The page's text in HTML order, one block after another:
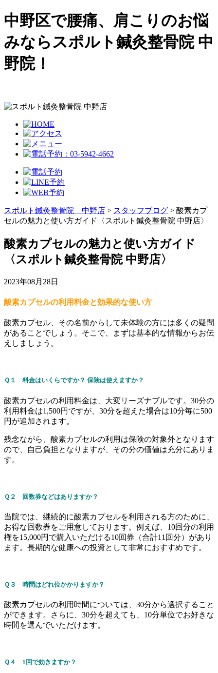
中野区で腰痛、肩こりのお悩
みならスポルト鍼灸整骨院 中
野院！
スポルト鍼灸整骨院 中野店 > スタッフブログ > 酸素カプ
セルの魅力と使い方ガイド〈スポルト鍼灸整骨院 中野店〉
酸素カプセルの魅力と使い方ガイド
〈スポルト鍼灸整骨院 中野店〉
2023年08月28日
酸素カプセルの利用料金と効果的な使い方
酸素カプセル、その名前からして未体験の方には多くの疑問
があることでしょう。そこで、まずは基本的な情報からお伝
えしましょう。
Ｑ１ 料金はいくらですか？ 保険は使えますか？
酸素カプセルの利用料金は、大変リーズナブルです。30分の
利用料金は1,500円ですが、30分を超えた場合は10分毎に500
円が追加されます。
残念ながら、酸素カプセルの利用は保険の対象外となります
ので、自己負担となりますが、その分の価値は充分にありま
す。
Ｑ２ 回数券などはありますか？
当院では、継続的に酸素カプセルを利用される方のために、
お得な回数券をご用意しております。例えば、10回分の利用
権を15,000円で購入いただける10回券（合計11回分）があり
ます。長期的な健康への投資として非常におすすめです。
Ｑ３ 時間はどれ位かかりますか？
酸素カプセルの利用時間については、30分から選択すること
ができます。さらに、30分を超えても、10分単位でお好きな
時間を選んでいただけます。
Ｑ４ 1回で効きますか？